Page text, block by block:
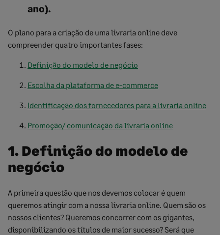
ano).
O plano para a criação de uma livraria online deve
compreender quatro importantes fases:
Definição do modelo de negócio
Escolha da plataforma de e-commerce
Identificação dos fornecedores para a livraria online
Promoção/ comunicação da livraria online
1. Definição do modelo de
negócio
A primeira questão que nos devemos colocar é quem
queremos atingir com a nossa livraria online. Quem são os
nossos clientes? Queremos concorrer com os gigantes,
disponibilizando os títulos de maior sucesso? Será que